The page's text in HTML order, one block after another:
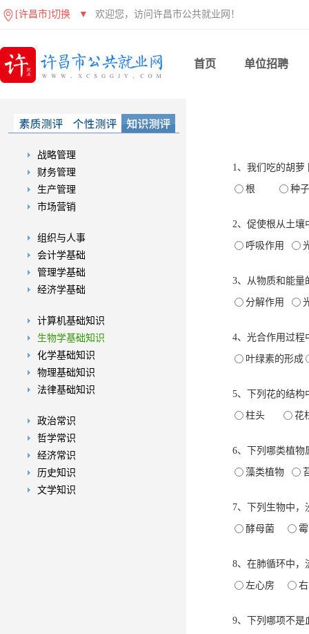
[许昌市]切换 ▼ 欢迎您，访问许昌市公共就业网！
首页 单位招聘
战略管理
财务管理
生产管理
市场营销
组织与人事
会计学基础
管理学基础
经济学基础
计算机基础知识
生物学基础知识
化学基础知识
物理基础知识
法律基础知识
政治常识
哲学常识
经济常识
历史知识
文学知识
1、我们吃的胡萝
根
2、促使根从土壤
呼吸作用
3、从物质和能量
分解作用
4、光合作用过程
叶绿素的形成
5、下列花的结构
柱头
6、下列哪类植物
藻类植物
7、下列生物中
酵母菌
8、在肺循环中，
左心房
9、下列哪项不